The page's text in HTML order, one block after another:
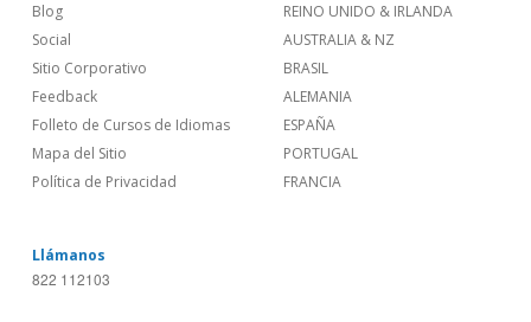
Blog
Social
Sitio Corporativo
Feedback
Folleto de Cursos de Idiomas
Mapa del Sitio
Política de Privacidad
REINO UNIDO & IRLANDA
AUSTRALIA & NZ
BRASIL
ALEMANIA
ESPAÑA
PORTUGAL
FRANCIA
Llámanos
822 112103